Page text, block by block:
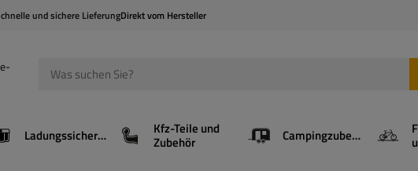
und sichere LieferungDirekt vom Hersteller
Ladungssicherung Kfz-Teile und
Zubehör Campingzubehör